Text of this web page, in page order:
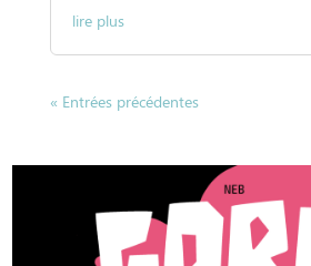
lire plus
« Entrées précédentes